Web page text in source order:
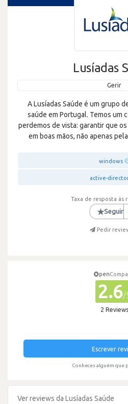
Lusíadas
Gerir
A Lusíadas Saúde é um grupo
saúde em Portugal. Temos um
perdemos de vista: garantir que
em boas mãos, não apenas
windows
active-
Taxa de resposta às
★Seguir
Pedir
pen
2.6/
2 Reviews
Escrever
Conheces alguém que
Ver reviews da Lusíadas Saúde